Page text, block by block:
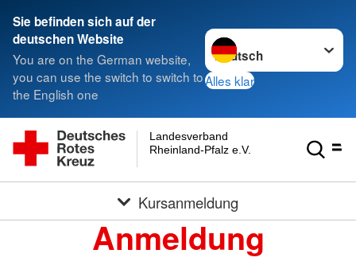
Sie befinden sich auf der
deutschen Website
You are on the German website,
you can use the switch to switch to
the English one
Sprache wechseln zu
Alles klar
Rheinland-Pfalz e.V.
Landesverband
Kursanmeldung
Anmeldung